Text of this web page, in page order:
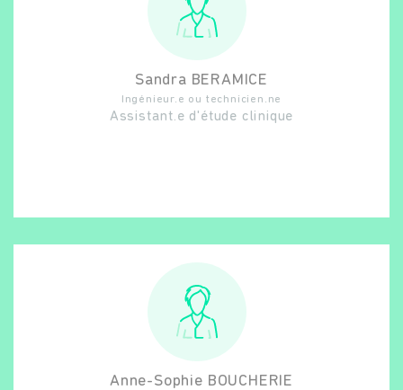
Sandra BERAMICE
Ingénieur.e ou technicien.ne
Assistant.e d'étude clinique
Anne-Sophie BOUCHERIE